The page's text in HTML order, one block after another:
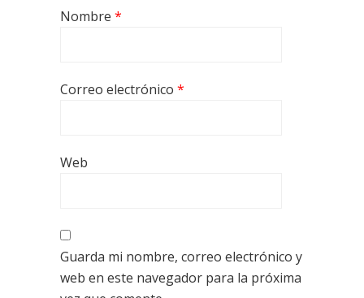
Nombre *
Correo electrónico *
Web
Guarda mi nombre, correo electrónico y
web en este navegador para la próxima